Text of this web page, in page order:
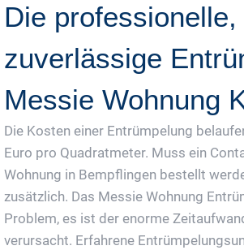
Die professionelle,
zuverlässige
Messie Wohnung
Die Kosten einer Entrümpelung
Euro pro Quadratmeter. Muss ein
Wohnung in Bempflingen bestellt
zusätzlich. Das Messie Wohnung
Problem, es ist der enorme
verursacht. Erfahrene